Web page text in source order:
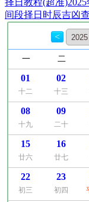
间段择日 时辰吉凶
<
一 二
01
十二
02
十三
08
十九
09
二十
15
廿六
16
廿七
22
初三
23
初四